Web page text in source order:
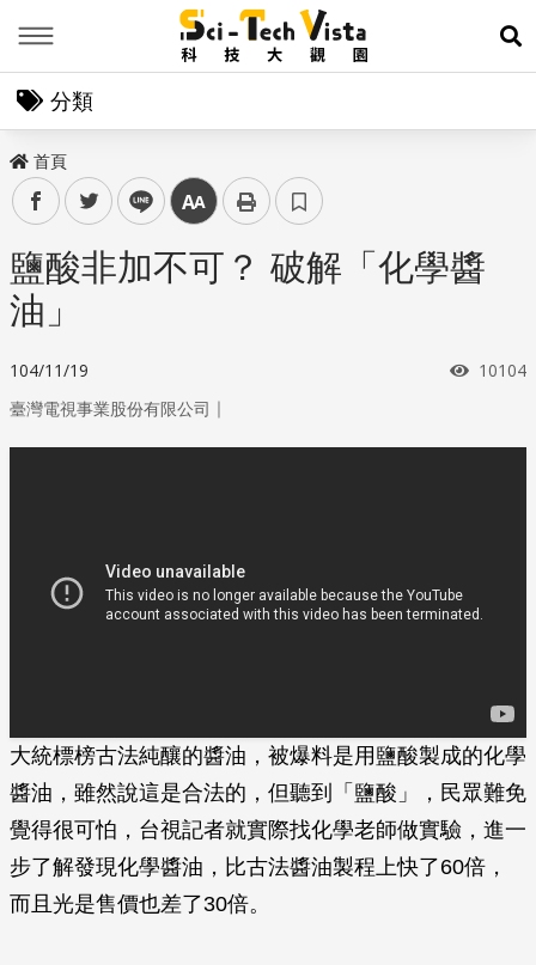
展
分類
首頁
facebooktwitter line 中
鹽酸非加不可？ 破解「化學醬
油」
104/11/19 瀏覽次
10104
臺灣電視事業股份有限公司 ｜
大統標榜古法純釀的醬油，被爆料是用鹽酸製成的化學
醬油，雖然說這是合法的，但聽到「鹽酸」，民眾難免
覺得很可怕，台視記者就實際找化學老師做實驗，進一
步了解發現化學醬油，比古法醬油製程上快了60倍，
而且光是售價也差了30倍。